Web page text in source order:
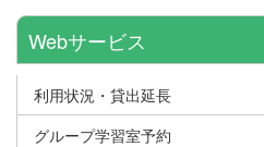
Webサービス
利用状況・貸出延長
グループ学習室予約